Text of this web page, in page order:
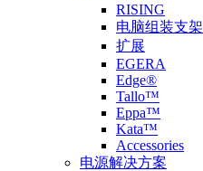
RISING
电脑组装支架
扩展
EGERA
Edge®
Tallo™
Eppa™
Kata™
Accessories
电源解决方案